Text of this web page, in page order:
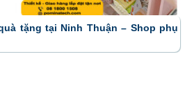
tặng tại Ninh Thuận – Shop phụ